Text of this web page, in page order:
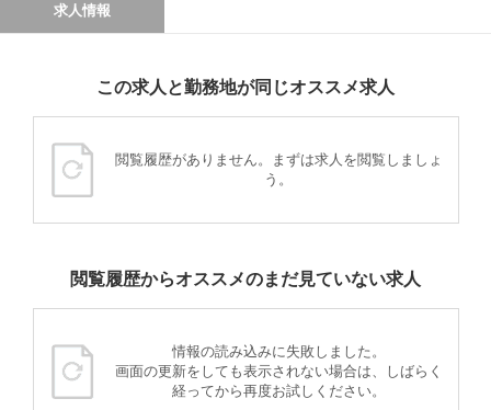
求人情報
この求人と勤務地が同じオススメ求人
閲覧履歴がありません。まずは求人を閲覧しましょ
う。
閲覧履歴からオススメのまだ見ていない求人
情報の読み込みに失敗しました。
画面の更新をしても表示されない場合は、しばらく
経ってから再度お試しください。